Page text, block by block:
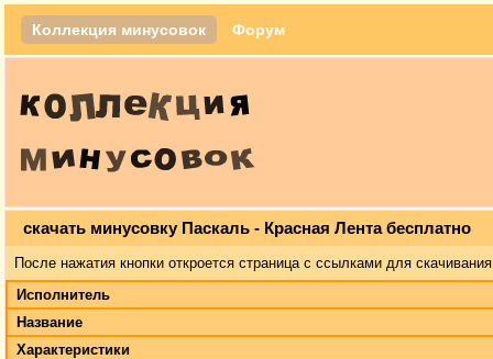
Коллекция минусовок Форум
скачать минусовку Паскаль - Красная Лента бесплатно
После нажатия кнопки откроется страница с ссылками для
Исполнитель
Название
Характеристики